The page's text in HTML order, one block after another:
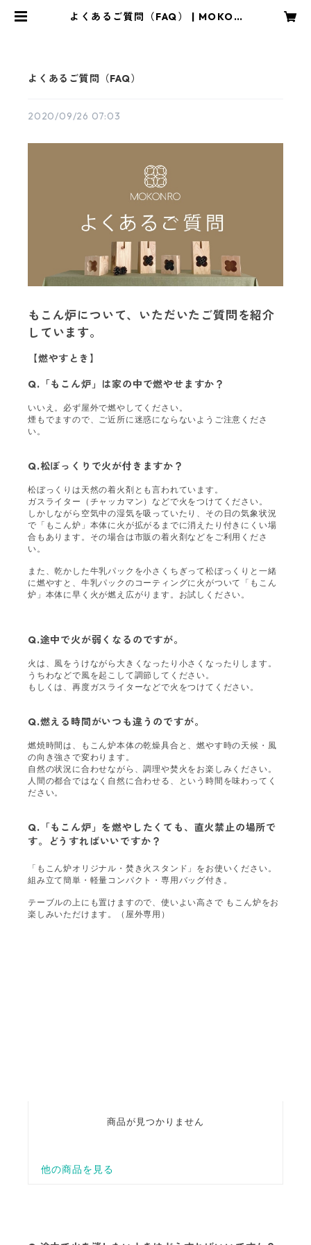
よくあるご質問（FAQ） | MOKON
よくあるご質問（FAQ）
2020/09/26 07:03
もこん炉について、いただいたご質問を紹介
しています。
【燃やすとき】
Q. 「もこん炉」は家の中で燃やせますか？
いいえ。必ず屋外で燃やしてください。
煙もでますので、ご近所に迷惑にならないようご注意くださ
い。
Q.松ぼっくりで火が付きますか？
松ぼっくりは天然の着火剤とも言われています。
ガスライター（チャッカマン）などで火をつけてください。
しかしながら空気中の湿気を吸っていたり、その日の気象状況
で「もこん炉」本体に火が拡がるまでに消えたり付きにくい場
合もあります。その場合は市販の着火剤などをご利用くださ
い。
また、乾かした牛乳パックを小さくちぎって松ぼっくりと一緒
に燃やすと、牛乳パックのコーティングに火がついて「もこん
炉」本体に早く火が燃え広がります。お試しください。
Q.途中で火が弱くなるのですが。
火は、風をうけながら大きくなったり小さくなったりします。
うちわなどで風を起こして調節してください。
もしくは、再度ガスライターなどで火をつけてください。
Q.燃える時間がいつも違うのですが。
燃焼時間は、もこん炉本体の乾燥具合と、燃やす時の天候・風
の向き強さで変わります。
自然の状況に合わせながら、調理や焚火をお楽しみください。
人間の都合ではなく自然に合わせる、という時間を味わってく
ださい。
Q. 「もこん炉」を燃やしたくても、直火禁止の場所で
す。どうすればいいですか？
「もこん炉オリジナル・焚き火スタンド」をお使いください。
組み立て簡単・軽量コンパクト・専用バッグ付き。
テーブルの上にも置けますので、使いよい高さで もこん炉をお
楽しみいただけます。（屋外専用）